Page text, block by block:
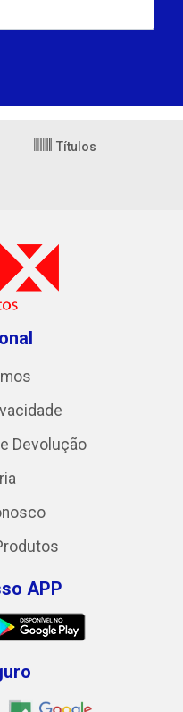
Títulos
Devolução
APP